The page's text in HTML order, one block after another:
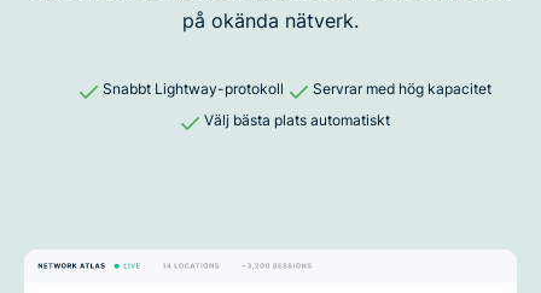
på okända nätverk.
Snabbt Lightway-protokoll
Servrar med hög kapacitet
Välj bästa plats automatiskt